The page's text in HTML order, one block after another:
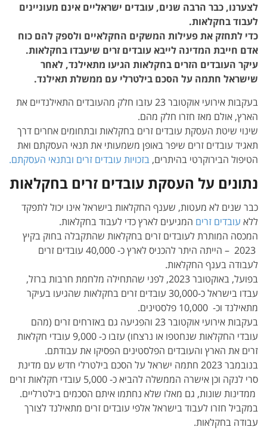
לצערנו, כבר הרבה שנים, עובדים ישראליים אינם מעוניינים
לעבוד בחקלאות.
כדי לתחזק את פעילות המשקים החקלאיים ולספק להם כוח
אדם חייבת המדינה לייבא עובדים זרים שיעבדו בחקלאות.
עיקר העובדים הזרים בחקלאות הגיעו מתאילנד, לאחר
שישראל חתמה על הסכם בילטרלי עם ממשלת תאילנד.
בעקבות אירועי אוקטובר 23 עזבו חלק מהעובדים התאילנדיים את
הארץ, אולם מאז חזרו חלק מהם.
שינוי שיטת העסקת עובדים זרים בחקלאות ובתחומים אחרים דרך
תאגיד עובדים זרים שיפר באופן משמעותי את תנאי העסקתם ואת
הטיפול הבירוקרטי בהיתרים, בזכויות עובדים זרים ובתנאי העסקתם.
נתונים על העסקת עובדים זרים בחקלאות
כבר שנים לא מעטות, שענף החקלאות בישראל אינו יכול לתפקד
ללא עובדים זרים המגיעים לארץ כדי לעבוד בחקלאות.
המכסה המותרת לעובדים זרים בחקלאות שהתקבלה בחוק בקיץ
2023 – הייתה היתר להכניס לארץ כ- 40,000 עובדים זרים
לעבודה בענף החקלאות.
בפועל, באוקטובר 2023, לפני שהתחילה מלחמת חרבות ברזל,
עבדו בישראל כ-30,000 עובדים זרים בחקלאות שהגיעו בעיקר
מתאילנד וכ- 10,000 פלסטינים.
בעקבות אירועי אוקטובר 23 והפגיעה גם באזרחים זרים (מהם
עובדי החקלאות שנחטפו או נרצחו) עזבו כ- 9,000 עובדי חקלאות
זרים את הארץ והעובדים הפלסטינים הפסיקו את עבודתם.
בנובמבר 2023 חתמה ישראל על הסכם בילטרלי חדש עם מדינת
סרי לנקה וכן אישרה הממשלה להביא כ- 5,000 עובדי חקלאות זרים
ממדינות שונות, גם מאלו שלא נחתמו איתם הסכמים בילטרליים.
במקביל חזרו לעבוד בישראל אלפי עובדים זרים מתאילנד לצורך
עבודה בחקלאות.